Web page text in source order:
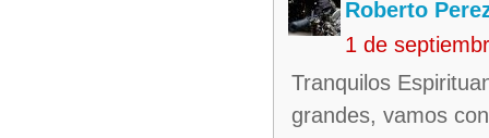
Roberto
1 de
Tranquilos
grandes, vamos